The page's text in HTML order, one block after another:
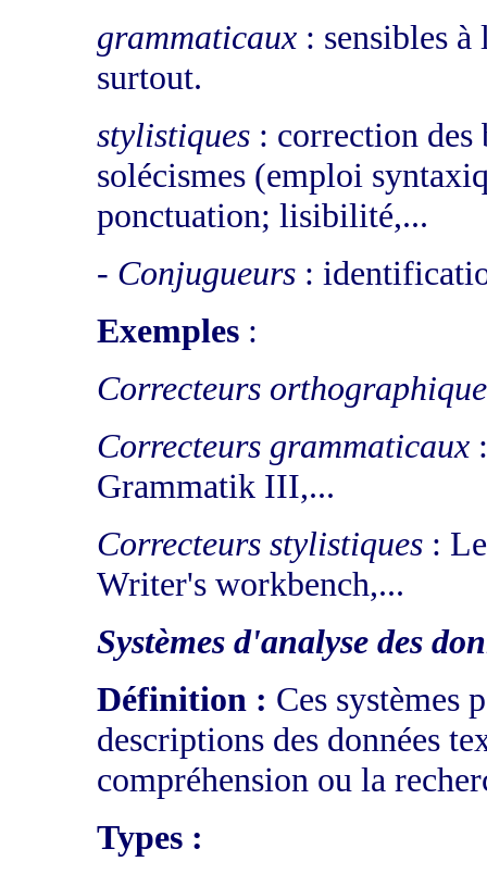
grammaticaux: sensibles à
surtout.
stylistiques: correction des
solécismes (emploi
ponctuation; lisibilité,...
- Conjugueurs:
Exemples:
Correcteurs
Correcteurs grammaticaux:
Grammatik III,...
Correcteurs stylistiques: Le
Writer's workbench,...
Systèmes d'analyse des
Définition : Ces systèmes
descriptions des données
compréhension ou la
Types :